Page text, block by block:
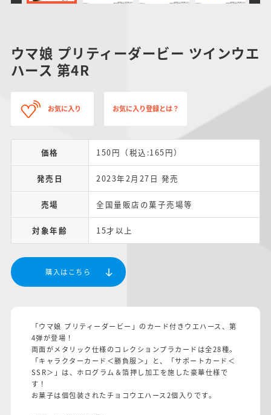
ウマ娘 プリティーダービー ツインウエ
ハース 第4R
お気に入り お気に入り登録とは？
価格 150円（税込:165円）
発売日 2023年2月27日 発売
売場 全国量販店の菓子売場等
対象年齢 15才以上
購入はこちら
「ウマ娘 プリティーダービー」のカード付きウエハース、第
4弾が登場！
両面がメタリック仕様のコレクションプラカードは全28種。
「キャラクターカード＜勝負服＞」と、「サポートカード＜
SSR＞」は、ホログラム＆箔押し加工を施した豪華仕様で
す！
お菓子は個包装されたチョコウエハース2個入りです。